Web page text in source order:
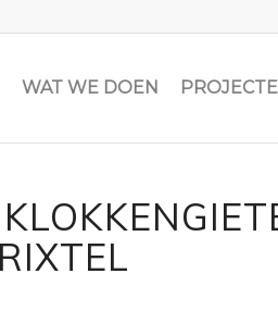
WAT WE DOEN